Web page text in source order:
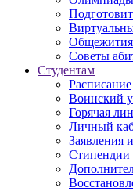
Общежития
Советы
Студентам
Расписание
Воинский
Горячая
Личный
Заявления
Стипендии